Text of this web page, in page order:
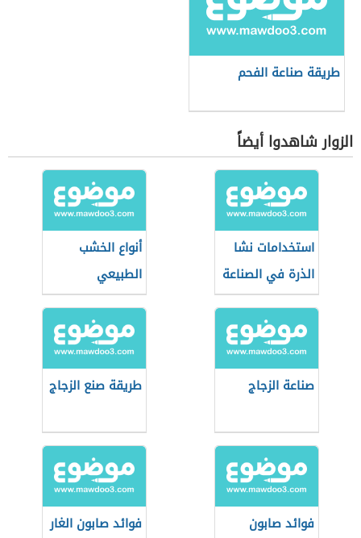
طريقة صناعة الفحم
الزوار شاهدوا أيضاً
استخدامات نشا
الذرة في الصناعة
أنواع الخشب
الطبيعي
صناعة الزجاج طريقة صنع الزجاج
فوائد صابون
فوائد صابون الغار